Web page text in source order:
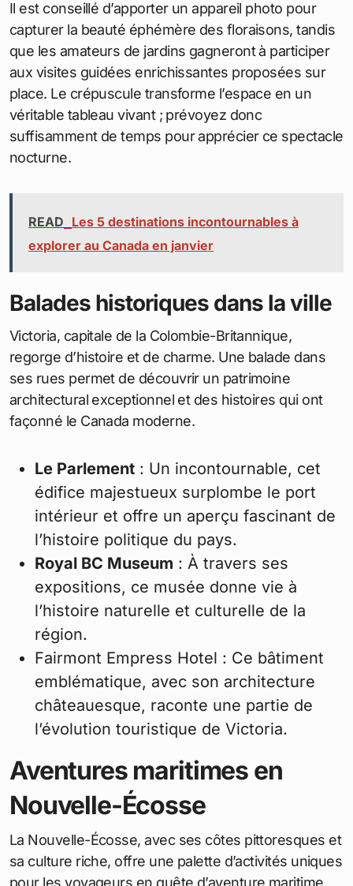
Il est conseillé d’apporter un appareil photo pour
capturer la beauté éphémère des floraisons, tandis
que les amateurs de jardins gagneront à participer
aux visites guidées enrichissantes proposées sur
place. Le crépuscule transforme l’espace en un
véritable tableau vivant ; prévoyez donc
suffisamment de temps pour apprécier ce spectacle
nocturne.
READ Les 5 destinations incontournables à
explorer au Canada en janvier
Balades historiques dans la ville
Victoria, capitale de la Colombie-Britannique,
regorge d’histoire et de charme. Une balade dans
ses rues permet de découvrir un patrimoine
architectural exceptionnel et des histoires qui ont
façonné le Canada moderne.
Le Parlement : Un incontournable, cet
édifice majestueux surplombe le port
intérieur et offre un aperçu fascinant de
l’histoire politique du pays.
Royal BC Museum : À travers ses
expositions, ce musée donne vie à
l’histoire naturelle et culturelle de la
région.
Fairmont Empress Hotel : Ce bâtiment
emblématique, avec son architecture
châteauesque, raconte une partie de
l’évolution touristique de Victoria.
Aventures maritimes en
Nouvelle-Écosse
La Nouvelle-Écosse, avec ses côtes pittoresques et
sa culture riche, offre une palette d’activités uniques
pour les voyageurs en quête d’aventure maritime.